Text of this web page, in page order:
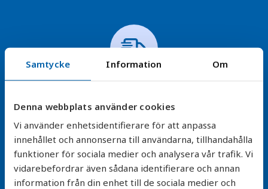
Samtycke Information Om
Denna webbplats använder cookies
Vi använder enhetsidentifierare för att anpassa
innehållet och annonserna till användarna, tillhandahålla
funktioner för sociala medier och analysera vår trafik. Vi
vidarebefordrar även sådana identifierare och annan
information från din enhet till de sociala medier och
Vi skickar direkt från vårt lager – ditt nya filter är
oftast hos dig inom en vecka så du snabbt får rent
vatten.
Läs mer